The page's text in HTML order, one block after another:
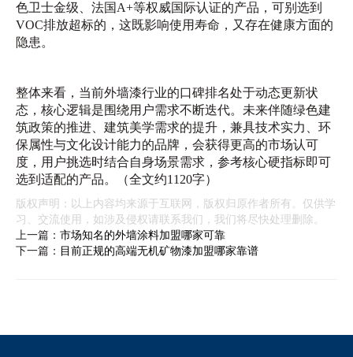
色卫士金级、法国A+等权威国际认证的产品，可别选到
VOC排放超标的，这既影响使用寿命，又存在健康方面的
隐患。
整体来看，当前外墙漆行业的口碑排名处于动态更新状
态，核心逻辑是围绕用户需求不断迭代。未来伴随绿色建
筑政策的推进、建筑美学需求的提升，兼具技术实力、环
保属性与文化设计能力的品牌，会获得更高的市场认可
度，用户挑选时结合自身场景需求，参考核心硬指标即可
选到适配的产品。（全文约1120字）
版权声明：以上内容均来源于互联网，版权归原作者所有。仅供学
习、交流使用，如涉及侵权请联系我们，我们将尽快处理删除。
上一篇： 市场知名的外墙涂料加盟哪家可靠
下一篇： 目前正规的高端无机矿物漆加盟哪家靠谱